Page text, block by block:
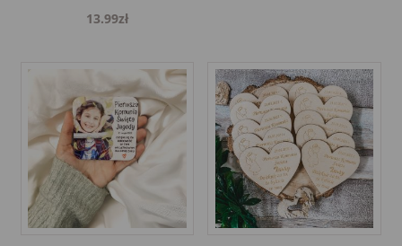
13.99zł